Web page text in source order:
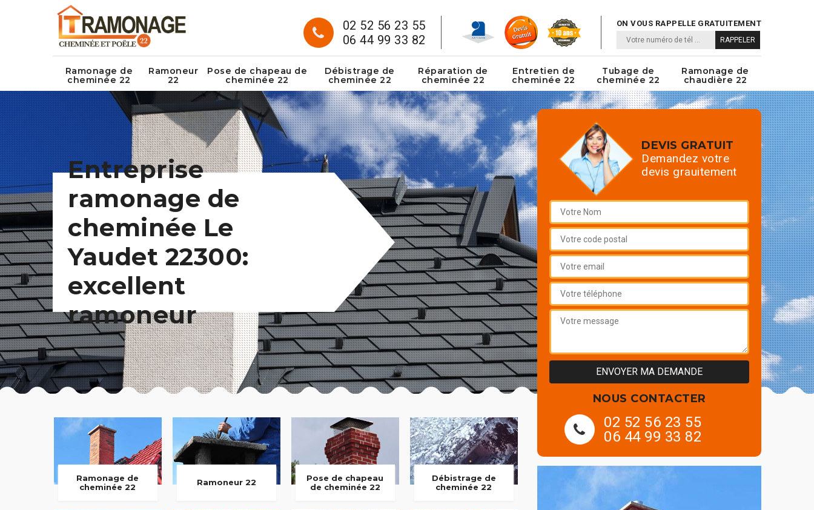
02 52 56 23 55
06 44 99 33 82
ON VOUS RAPPELLE GRATUITEMENT
Ramonage de
cheminée 22
Ramoneur
22
Pose de chapeau de
cheminée 22
Débistrage de
cheminée 22
Réparation de
cheminée 22
Entretien de
cheminée 22
Tubage de
cheminée 22
Ramonage de
chaudière 22
Entreprise
ramonage de
cheminée Le
Yaudet 22300:
excellent
ramoneur
Ramonage de
cheminée 22
Ramoneur 22
Pose de chapeau
de cheminée 22
Débistrage de
cheminée 22
DEVIS GRATUIT
Demandez votre
devis grauitement
NOUS CONTACTER
02 52 56 23 55
06 44 99 33 82